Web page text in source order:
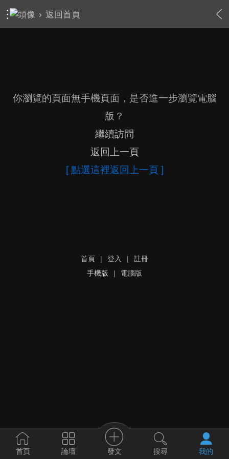
› 返回首頁
你瀏覽的頁面無手機頁面，是否進一步瀏覽電腦
版？
繼續訪問
返回上一頁
[ 點選這裡返回上一頁 ]
首頁 | 登入 |
註冊
手機版
| 電腦版
首頁 論壇 發文 搜尋 我的